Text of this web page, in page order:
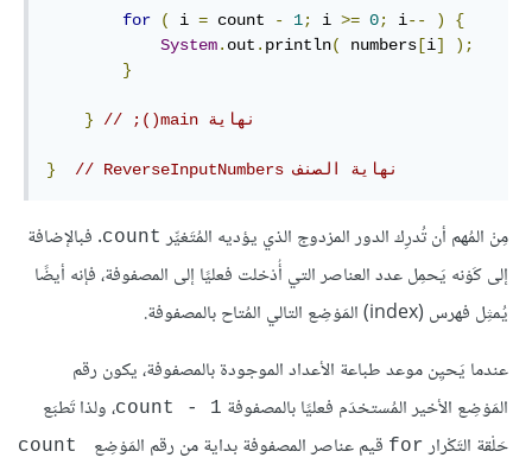
for ( i = count - 1; i >= 0; i-- )
{
System. out . println( numbers [i]
);
}
} // ‫نهاية main();
} // ‫نهاية الصنف ReverseInputNumbers
مِنْ المُهم أن تُدرِك الدور المزدوج الذي يؤديه المُتَغيِّر count. فبالإضافة
إلى كَوْنه يَحمِل عدد العناصر التي أُدْخلت فعليًا إلى المصفوفة، فإنه أيضًا
يُمثِل فهرس (index) المَوْضِع التالي المُتاح بالمصفوفة.
عندما يَحيِن موعد طباعة الأعداد الموجودة بالمصفوفة، يكون رقم
المَوْضِع الأخير المُستخدَم فعليًا بالمصفوفة count - 1، ولذا تَطبَع
حَلْقة التَكْرار for قيم عناصر المصفوفة بداية من رقم المَوْضِع
count